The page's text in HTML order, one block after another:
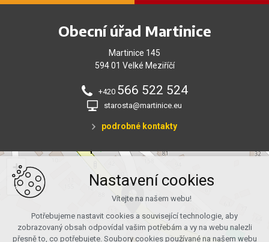
Obecní úřad Martinice
Martinice 145
594 01 Velké Meziříčí
+420 566 522 524
starosta@martinice.eu
podrobné kontakty
+
−
Nastavení cookies
Vítejte na našem webu!
Potřebujeme nastavit cookies a související technologie, aby
zobrazovaný obsah odpovídal vašim potřebám a vy na webu nalezli
přesně to, co potřebujete. Soubory cookies používané na našem webu